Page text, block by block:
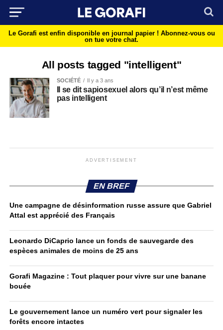
Le Gorafi est enfin disponible en journal papier ! Abonnez-vous ou
on tue votre chat.
All posts tagged "intelligent"
SOCIÉTÉ Il y a 3 ans
Il se dit sapiosexuel alors qu’il n’est même
pas intelligent
ADVERTISEMENT
EN BREF
Une campagne de désinformation russe assure que Gabriel
Attal est apprécié des Français
Leonardo DiCaprio lance un fonds de sauvegarde des
espèces animales de moins de 25 ans
Gorafi Magazine : Tout plaquer pour vivre sur une banane
bouée
Le gouvernement lance un numéro vert pour signaler les
forêts encore intactes